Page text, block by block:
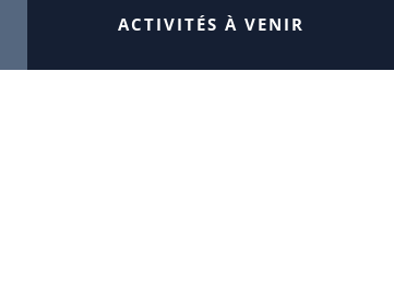
ACTIVITÉS À VENIR